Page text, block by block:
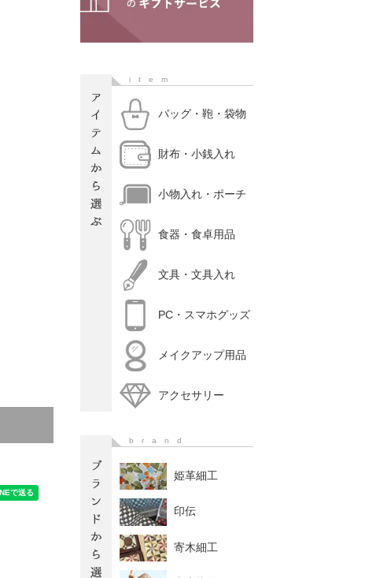
item
バッグ・鞄・袋物
財布・小銭入れ
小物入れ・ポーチ
食器・食卓用品
文具・文具入れ
PC・スマホグッズ
メイクアップ用品
アクセサリー
brand
姫革細工
印伝
寄木細工